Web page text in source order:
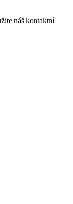
náš kontaktní